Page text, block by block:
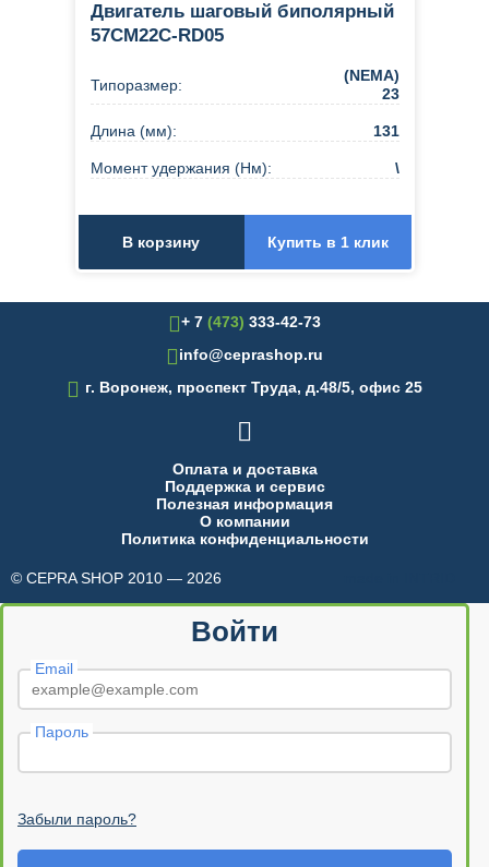
Двигатель шаговый биполярный
57CM22C-RD05
Типоразмер:
(NEMA)
23
Длина (мм): 131
Момент удержания (Нм): \
В корзину Купить в 1 клик
+ 7 (473) 333-42-73
info@ceprashop.ru
 г. Воронеж, проспект Труда, д.48/5, офис 25

Оплата и доставка
Поддержка и сервис
Полезная информация
О компании
Политика конфиденциальности
© CEPRA SHOP 2010 — 2026
Войти
Email
Пароль
Забыли пароль?